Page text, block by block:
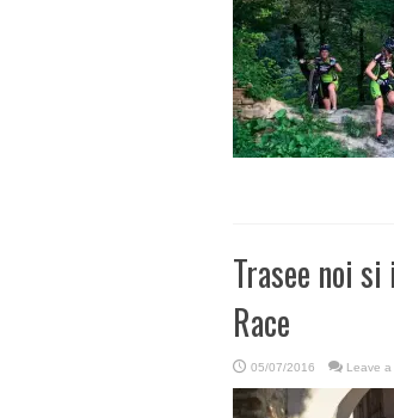
Trasee noi
Race
05/07/2016 Leave a